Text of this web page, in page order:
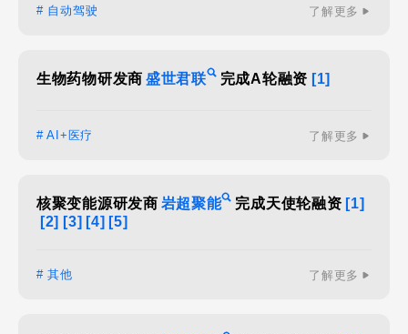
# 自动驾驶 了解更多
生物药物研发商 盛世君联 完成A轮融资 [1]
# AI+医疗 了解更多
核聚变能源研发商 岩超聚能 完成天使轮融资 [1]
[2] [3] [4] [5]
# 其他 了解更多